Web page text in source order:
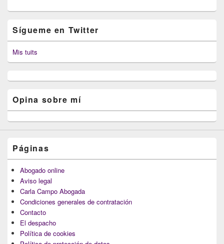
Sígueme en Twitter
Mis tuits
Opina sobre mí
Páginas
Abogado online
Aviso legal
Carla Campo Abogada
Condiciones generales de contratación
Contacto
El despacho
Política de cookies